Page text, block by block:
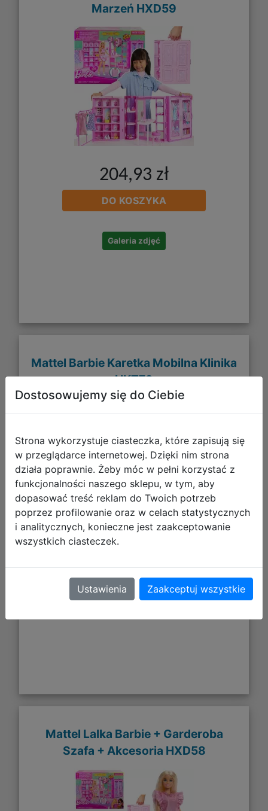
Marzeń HXD59
204,93 zł
DO KOSZYKA
Galeria zdjęć
Mattel Barbie Karetka Mobilna Klinika
HKT79
411,57 zł
DO KOSZYKA
Mattel Lalka Barbie + Garderoba
Szafa + Akcesoria HXD58
Dostosowujemy się do Ciebie
Strona wykorzystuje ciasteczka, które zapisują się
w przeglądarce internetowej. Dzięki nim strona
działa poprawnie. Żeby móc w pełni korzystać z
funkcjonalności naszego sklepu, w tym, aby
dopasować treść reklam do Twoich potrzeb
poprzez profilowanie oraz w celach statystycznych
i analitycznych, konieczne jest zaakceptowanie
wszystkich ciasteczek.
Ustawienia Zaakceptuj wszystkie